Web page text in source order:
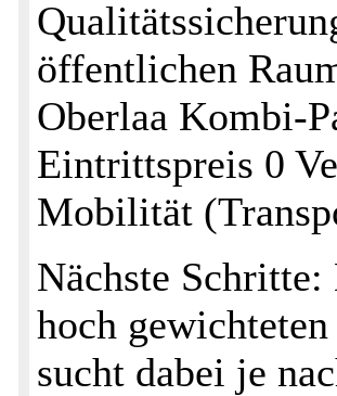
öffentlichen
Oberlaa Kombi-
Eintrittspreis 0
Mobilität
Nächste Schritte:
hoch
sucht dabei je